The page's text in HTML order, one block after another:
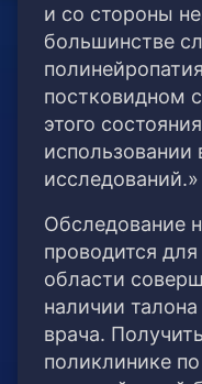
и со стороны
большинстве
постковидном
этого
использовании
исследований.»
Обследование
проводится
области
наличии
врача.
поликлинике